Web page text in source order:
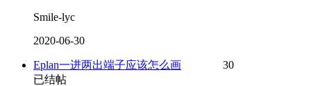
Smile-lyc
2020-06-30
Eplan一进两出端子应该怎么画
30
已结帖